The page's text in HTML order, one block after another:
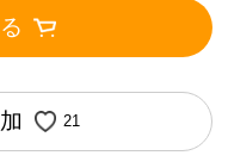
21